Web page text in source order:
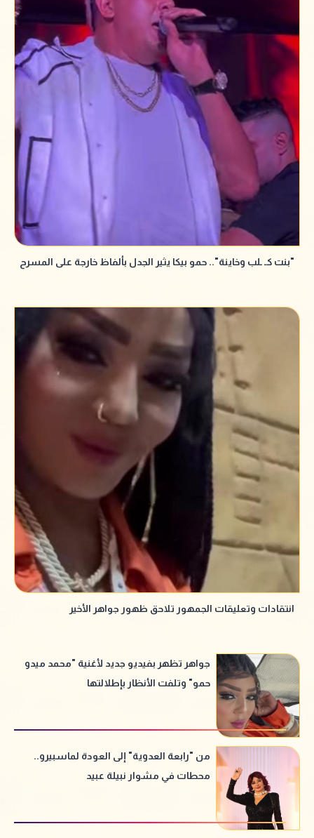
"بنت كـ ـلب وخاينة".. حمو بيكا يثير الجدل بألفاظ خارجة على المسرح
انتقادات وتعليقات الجمهور تلاحق ظهور جواهر الأخير
جواهر تظهر بفيديو جديد لأغنية "محمد ميدو
حمو" وتلفت الأنظار بإطلالتها
من "رابعة العدوية" إلى العودة لماسبيرو..
محطات في مشوار نبيلة عبيد